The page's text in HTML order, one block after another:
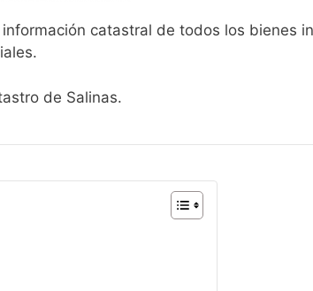
catastral de todos los bienes
de Salinas.